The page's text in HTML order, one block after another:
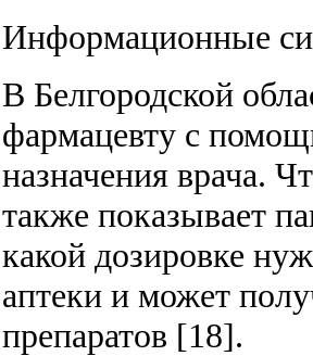
Информационные
В Белгородской
фармацевту c
назначения врача.
также показывает
какой дозировке
аптеки и может
препаратов [18].